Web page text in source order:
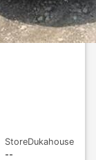
StoreDukahouse
--